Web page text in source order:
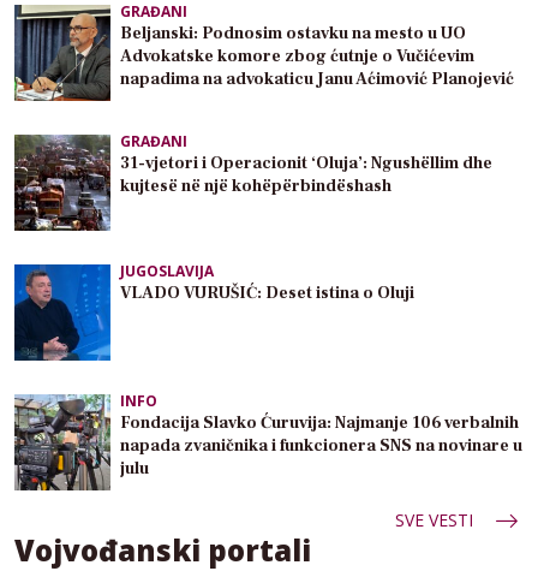
GRAĐANI
Beljanski: Podnosim ostavku na mesto u UO
Advokatske komore zbog ćutnje o Vučićevim
napadima na advokaticu Janu Aćimović Planojević
GRAĐANI
31-vjetori i Operacionit ‘Oluja’: Ngushëllim dhe
kujtesë në një kohëpërbindëshash
JUGOSLAVIJA
VLADO VURUŠIĆ: Deset istina o Oluji
INFO
Fondacija Slavko Ćuruvija: Najmanje 106 verbalnih
napada zvaničnika i funkcionera SNS na novinare u
julu
SVE VESTI
Vojvođanski portali